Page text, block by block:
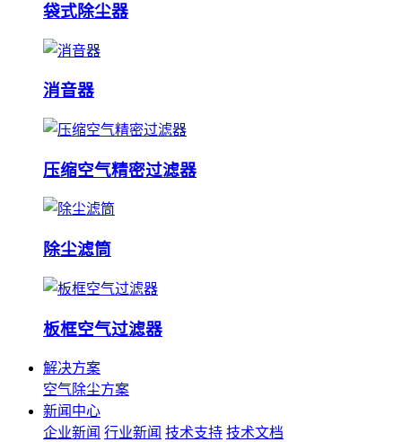
袋式除尘器
消音器
压缩空气精密过滤器
除尘滤筒
板框空气过滤器
解决方案
空气除尘方案
新闻中心
企业新闻 行业新闻 技术支持 技术文档